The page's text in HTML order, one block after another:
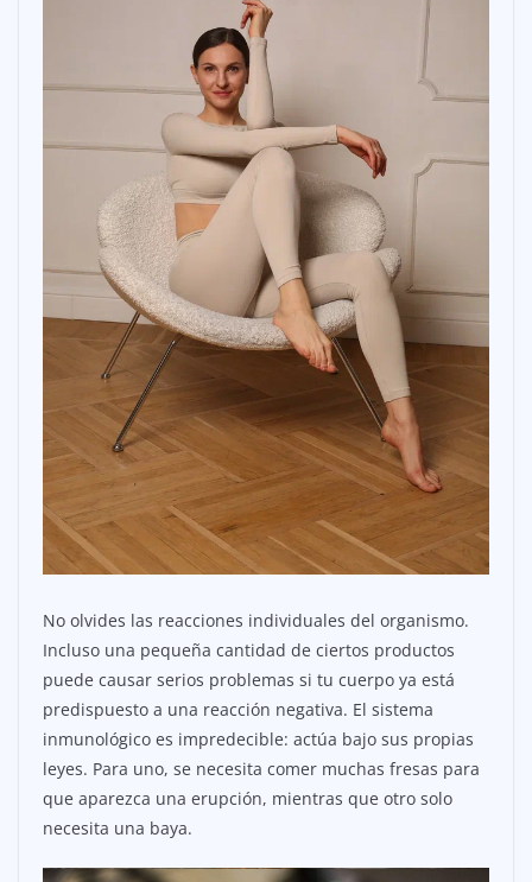
No olvides las reacciones individuales del organismo.
Incluso una pequeña cantidad de ciertos productos
puede causar serios problemas si tu cuerpo ya está
predispuesto a una reacción negativa. El sistema
inmunológico es impredecible: actúa bajo sus propias
leyes. Para uno, se necesita comer muchas fresas para
que aparezca una erupción, mientras que otro solo
necesita una baya.